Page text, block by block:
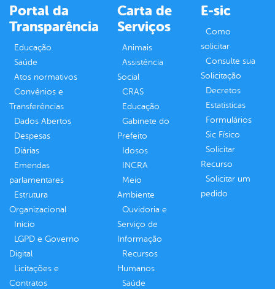
Portal da
Transparência
Educação
Saúde
Atos normativos
Convênios e
Transferências
Dados Abertos
Despesas
Diárias
Emendas
parlamentares
Estrutura
Organizacional
Inicio
LGPD e Governo
Digital
Licitações e
Contratos
Carta de
Serviços
Animais
Assistência
Social
CRAS
Educação
Gabinete do
Prefeito
Idosos
INCRA
Meio
Ambiente
Ouvidoria e
Serviço de
Informação
Recursos
Humanos
Saúde
E-sic
Como
solicitar
Consulte sua
Solicitação
Decretos
Estatísticas
Formulários
Sic Físico
Solicitar
Recurso
Solicitar um
pedido